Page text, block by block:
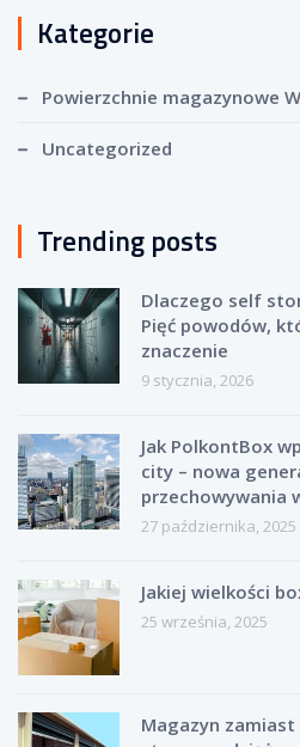
k
a
Kategorie
Powierzchnie magazynowe
Uncategorized
Trending posts
Dlaczego self
Pięć powodów,
znaczenie
9 stycznia, 2026
Jak PolkontBox
city – nowa
przechowywania
27 października, 2025
Jakiej wielkości
25 września, 2025
Magazyn